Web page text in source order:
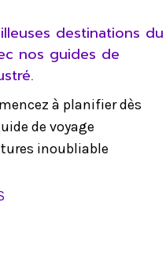
destinations du
nos guides de
à planifier dès
de voyage
inoubliable